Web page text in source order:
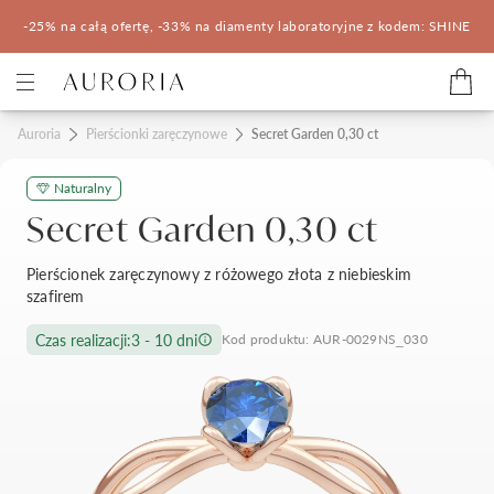
-25% na całą ofertę, -33% na diamenty laboratoryjne z kodem: SHINE
Kategorie
Pierścionki zaręczynowe
Pomocne
Salony Auroria
Salon Auroria Arkadia
Korzyści z zakupu
Auroria Pierścionki zaręczynowe Secret Garden 0,30 ct
Naturalny
Secret Garden 0,30 ct
Pierścionek zaręczynowy z różowego złota z niebieskim
szafirem
Czas realizacji:3 - 10 dni Kod produktu: AUR-0029NS_030